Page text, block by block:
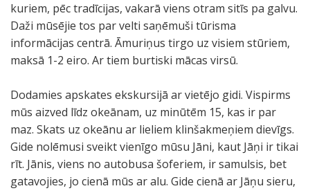
kuriem, pēc tradīcijas, vakarā viens otram sitīs pa galvu.
Daži mūsējie tos par velti saņēmuši tūrisma
informācijas centrā. Āmuriņus tirgo uz visiem stūriem,
maksā 1-2 eiro. Ar tiem burtiski mācas virsū.
Dodamies apskates ekskursijā ar vietējo gidi. Vispirms
mūs aizved līdz okeānam, uz minūtēm 15, kas ir par
maz. Skats uz okeānu ar lieliem klinšakmeņiem dievīgs.
Gide nolēmusi sveikt vienīgo mūsu Jāni, kaut Jāņi ir tikai
rīt. Jānis, viens no autobusa šoferiem, ir samulsis, bet
gatavojies, jo cienā mūs ar alu. Gide cienā ar Jāņu sieru,